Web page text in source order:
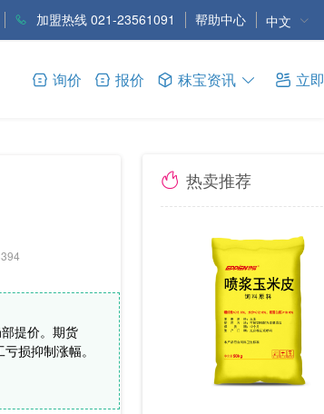
加盟热线 021-23561091 帮助中心 中文
询价 报价 秣宝资讯 立
提价。期货
损抑制涨幅。
热卖推荐